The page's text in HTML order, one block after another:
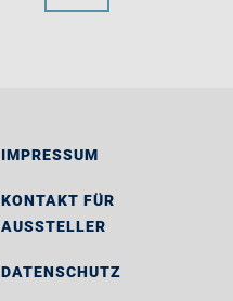
IMPRESSUM
KONTAKT FÜR
AUSSTELLER
DATENSCHUTZ